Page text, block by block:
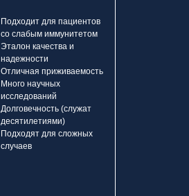
Подходит для пациентов
со слабым иммунитетом
Эталон качества и
надежности
Отличная приживаемость
Много научных
исследований
Долговечность (служат
десятилетиями)
Подходят для сложных
случаев